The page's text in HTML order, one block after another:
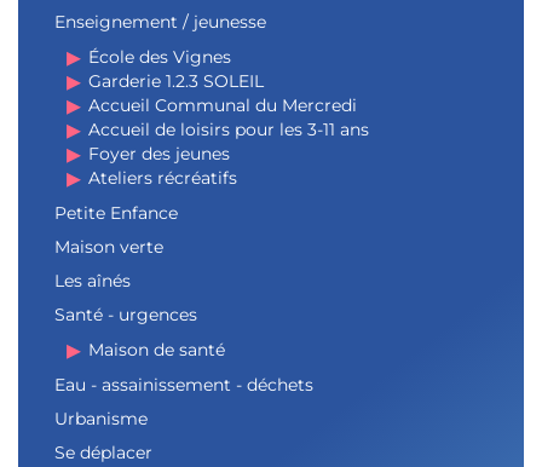
Enseignement / jeunesse
École des Vignes
Garderie 1.2.3 SOLEIL
Accueil Communal du Mercredi
Accueil de loisirs pour les 3-11 ans
Foyer des jeunes
Ateliers récréatifs
Petite Enfance
Maison verte
Les aînés
Santé - urgences
Maison de santé
Eau - assainissement - déchets
Urbanisme
Se déplacer